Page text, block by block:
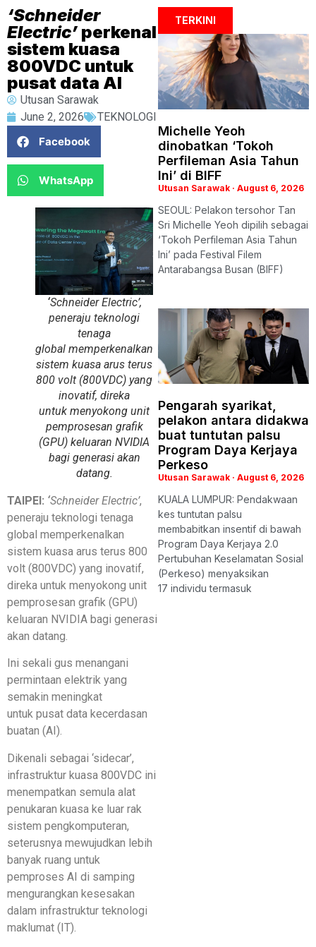
‘Schneider
Electric’ perkenal
sistem kuasa
800VDC untuk
pusat data AI
Utusan Sarawak
June 2, 2026
TEKNOLOGI
Facebook
WhatsApp
‘Schneider Electric’,
peneraju teknologi
tenaga
global memperkenalkan
sistem kuasa arus terus
800 volt (800VDC) yang
inovatif, direka
untuk menyokong unit
pemprosesan grafik
(GPU) keluaran NVIDIA
bagi generasi akan
datang.
TAIPEI: ‘Schneider Electric’,
peneraju teknologi tenaga
global memperkenalkan
sistem kuasa arus terus 800
volt (800VDC) yang inovatif,
direka untuk menyokong unit
pemprosesan grafik (GPU)
keluaran NVIDIA bagi generasi
akan datang.
Ini sekali gus menangani
permintaan elektrik yang
semakin meningkat
untuk pusat data kecerdasan
buatan (AI).
Dikenali sebagai ‘sidecar’,
infrastruktur kuasa 800VDC ini
menempatkan semula alat
penukaran kuasa ke luar rak
sistem pengkomputeran,
seterusnya mewujudkan lebih
banyak ruang untuk
pemproses AI di samping
mengurangkan kesesakan
dalam infrastruktur teknologi
maklumat (IT).
TERKINI
Michelle Yeoh
dinobatkan ‘Tokoh
Perfileman Asia Tahun
Ini’ di BIFF
Utusan Sarawak August 6, 2026
SEOUL: Pelakon tersohor Tan
Sri Michelle Yeoh dipilih sebagai
‘Tokoh Perfileman Asia Tahun
Ini’ pada Festival Filem
Antarabangsa Busan (BIFF)
Pengarah syarikat,
pelakon antara didakwa
buat tuntutan palsu
Program Daya Kerjaya
Perkeso
Utusan Sarawak August 6, 2026
KUALA LUMPUR: Pendakwaan
kes tuntutan palsu
membabitkan insentif di bawah
Program Daya Kerjaya 2.0
Pertubuhan Keselamatan Sosial
(Perkeso) menyaksikan
17 individu termasuk